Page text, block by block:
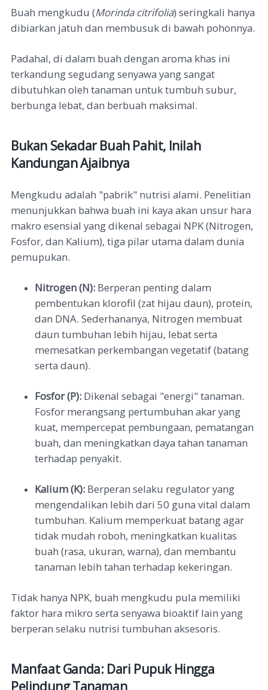
Buah mengkudu (Morinda citrifolia) seringkali hanya
dibiarkan jatuh dan membusuk di bawah pohonnya.
Padahal, di dalam buah dengan aroma khas ini
terkandung segudang senyawa yang sangat
dibutuhkan oleh tanaman untuk tumbuh subur,
berbunga lebat, dan berbuah maksimal.
Bukan Sekadar Buah Pahit, Inilah
Kandungan Ajaibnya
Mengkudu adalah "pabrik" nutrisi alami. Penelitian
menunjukkan bahwa buah ini kaya akan unsur hara
makro esensial yang dikenal sebagai NPK (Nitrogen,
Fosfor, dan Kalium), tiga pilar utama dalam dunia
pemupukan.
Nitrogen (N): Berperan penting dalam
pembentukan klorofil (zat hijau daun), protein,
dan DNA. Sederhananya, Nitrogen membuat
daun tumbuhan lebih hijau, lebat serta
memesatkan perkembangan vegetatif (batang
serta daun).
Fosfor (P): Dikenal sebagai "energi" tanaman.
Fosfor merangsang pertumbuhan akar yang
kuat, mempercepat pembungaan, pematangan
buah, dan meningkatkan daya tahan tanaman
terhadap penyakit.
Kalium (K): Berperan selaku regulator yang
mengendalikan lebih dari 50 guna vital dalam
tumbuhan. Kalium memperkuat batang agar
tidak mudah roboh, meningkatkan kualitas
buah (rasa, ukuran, warna), dan membantu
tanaman lebih tahan terhadap kekeringan.
Tidak hanya NPK, buah mengkudu pula memiliki
faktor hara mikro serta senyawa bioaktif lain yang
berperan selaku nutrisi tumbuhan aksesoris.
Manfaat Ganda: Dari Pupuk Hingga
Pelindung Tanaman